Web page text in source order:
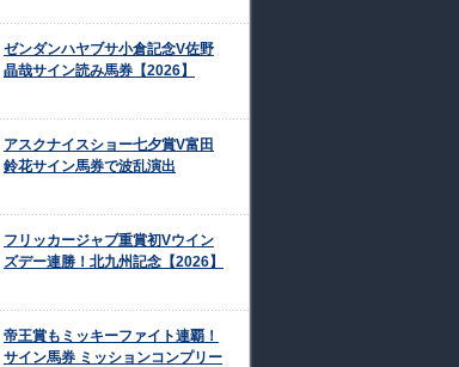
ゼンダンハヤブサ小倉記念V佐野
晶哉サイン読み馬券【2026】
アスクナイスショー七夕賞V富田
鈴花サイン馬券で波乱演出
フリッカージャブ重賞初Vウイン
ズデー連勝！北九州記念【2026】
帝王賞もミッキーファイト連覇！
サイン馬券 ミッションコンプリー